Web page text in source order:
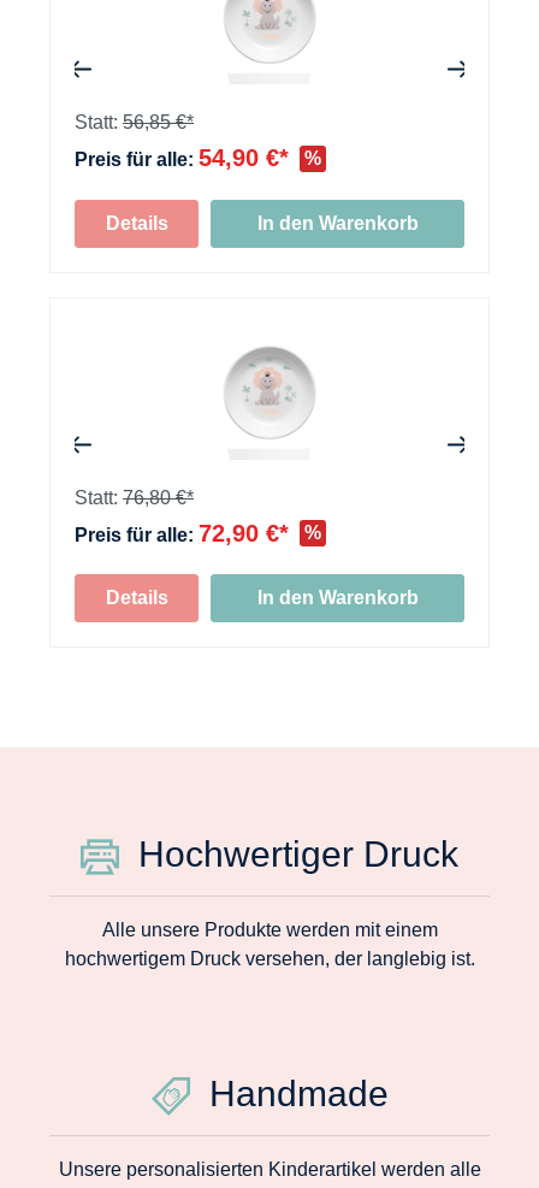
Statt: 56,85 €*
Preis für alle: 54,90 €* %
Details In den Warenkorb
Statt: 76,80 €*
Preis für alle: 72,90 €* %
Details In den Warenkorb
Hochwertiger Druck
Alle unsere Produkte werden mit einem
hochwertigem Druck versehen, der langlebig ist.
Handmade
Unsere personalisierten Kinderartikel werden alle